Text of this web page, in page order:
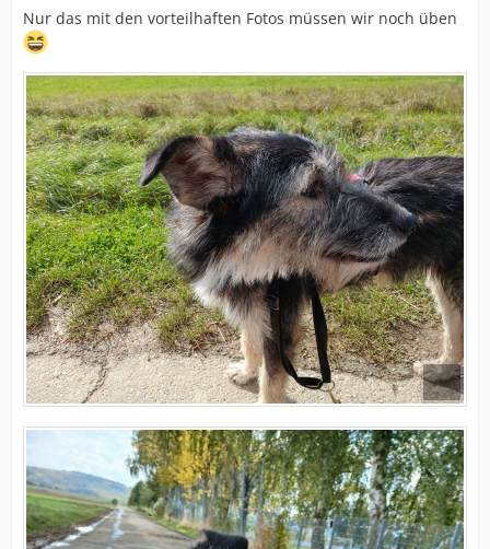
Nur das mit den vorteilhaften Fotos müssen wir noch üben